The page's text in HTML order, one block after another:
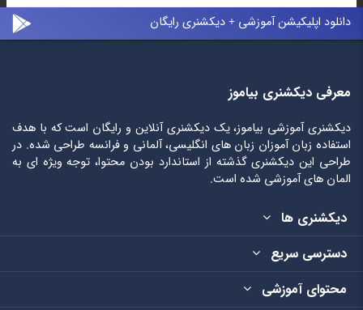
دانلود اپلیکیشن آموزشی + دیکشنری رایگان
معرفی دیکشنری بیاموز
دیکشنری آموزشی بیاموز، یک دیکشنری آنلاین و رایگان است که با هدف
استفاده زبان آموزان زبان های انگلیسی، آلمانی و فرانسه طراحی شده. در
طراحی این دیکشنری گذشته از استاندارد بودن محتوا، توجه ویژه ای به
المان های آموزشی شده است.
دیکشنری ها
دسترسی سریع
محتوای آموزشی